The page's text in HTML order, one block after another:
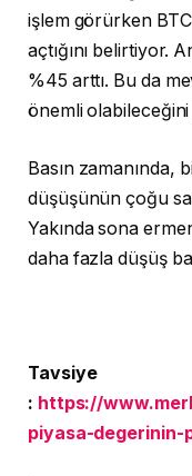
işlem görürken
açtığını belirtiyor.
%45 arttı. Bu da
önemli
Basın zamanında,
düşüşünün çoğu
Yakında sona
daha fazla düşüş
Tavsiye
: https://
piyasa-